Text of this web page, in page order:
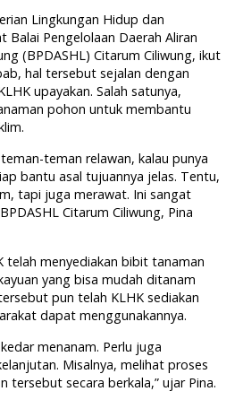
Lingkungan Hidup dan
Balai Pengelolaan Daerah Aliran
(BPDASHL) Citarum Ciliwung, ikut
hal tersebut sejalan dengan
upayakan. Salah satunya,
pohon untuk membantu
teman relawan, kalau punya
bantu asal tujuannya jelas. Tentu,
tapi juga merawat. Ini sangat
Citarum Ciliwung, Pina
telah menyediakan bibit tanaman
yang bisa mudah ditanam
pun telah KLHK sediakan
dapat menggunakannya.
menanam. Perlu juga
Misalnya, melihat proses
tersebut secara berkala,” ujar Pina.